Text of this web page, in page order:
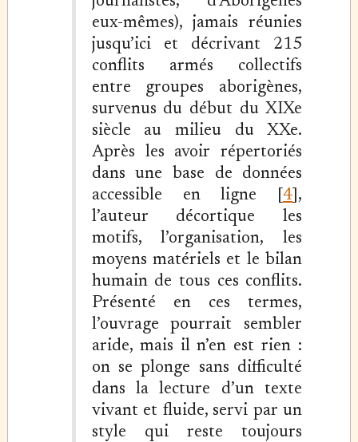
eux-mêmes), jamais réunies
jusqu’ici et décrivant 215
conflits armés collectifs
entre groupes aborigènes,
survenus du début du XIXe
siècle au milieu du XXe.
Après les avoir répertoriés
dans une base de données
accessible en ligne [4 ],
l’auteur décortique les
motifs, l’organisation, les
moyens matériels et le bilan
humain de tous ces conflits.
Présenté en ces termes,
l’ouvrage pourrait sembler
aride, mais il n’en est rien :
on se plonge sans difficulté
dans la lecture d’un texte
vivant et fluide, servi par un
style qui reste toujours